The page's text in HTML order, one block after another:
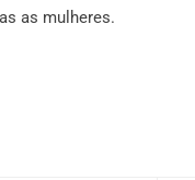
as mulheres.